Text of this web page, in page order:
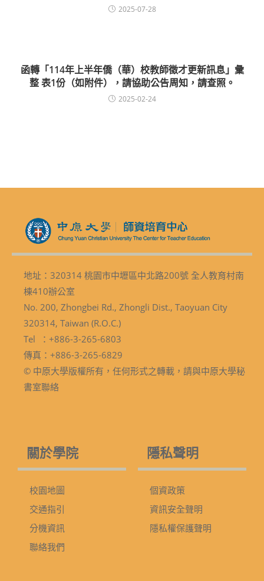
2025-07-28
函轉「114年上半年僑（華）校教師徵才更新訊息」彙
整 表1份（如附件），請協助公告周知，請查照。
2025-02-24
地址：320314 桃園市中壢區中北路200號 全人教育村南
棟410辦公室
No. 200, Zhongbei Rd., Zhongli Dist., Taoyuan City
320314, Taiwan (R.O.C.)
Tel ：+886-3-265-6803
傳真：+886-3-265-6829
© 中原大學版權所有，任何形式之轉載，請與中原大學秘
書室聯絡
關於學院
校園地圖
交通指引
分機資訊
聯絡我們
隱私聲明
個資政策
資訊安全聲明
隱私權保護聲明